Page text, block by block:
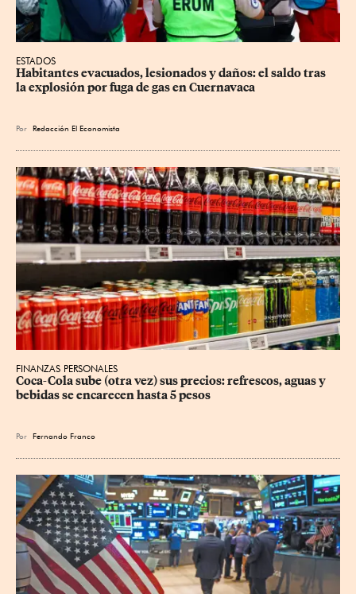
ESTADOS
Habitantes evacuados, lesionados y daños: el saldo tras
la explosión por fuga de gas en Cuernavaca
Por Redacción El Economista
FINANZAS PERSONALES
Coca-Cola sube (otra vez) sus precios: refrescos, aguas y
bebidas se encarecen hasta 5 pesos
Por Fernando Franco